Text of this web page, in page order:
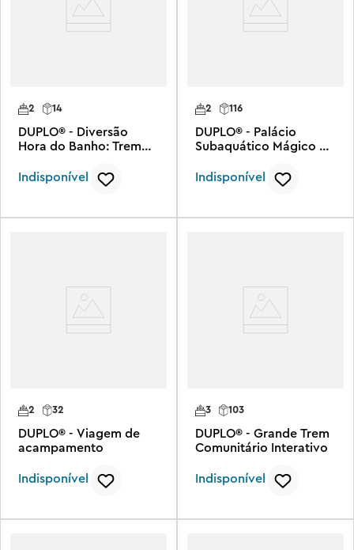
2 14
DUPLO® - Diversão
Hora do Banho: Trem
Indisponível
116
2
DUPLO® - Palácio
Subaquático Mágico de
Indisponível
2 32
DUPLO® - Viagem de
acampamento
Indisponível
103
3
DUPLO® - Grande Trem
Comunitário Interativo
Indisponível